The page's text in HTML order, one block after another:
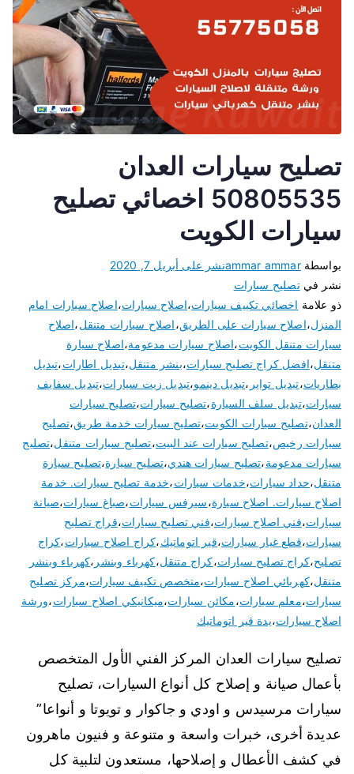
تصليح سيارات العدان
50805535 اخصائي تصليح
سيارات الكويت
بواسطةammar ammarنشر على أبريل 7, 2020
نشر فيتصليح سيارات
ذو علامة اخصائي تكييف سيارات،اصلاح سيارات،اصلاح سيارات امام
المنزل،اصلاح سيارات على الطريق،اصلاح سيارات متنقل،اصلاح
سيارات متنقل الكويت،اصلاح سيارات مدعومة،اصلاح سيارة
متنقل،افضل كراج تصليح سيارات،بنشر متنقل،تبديل اطارات،تبديل
بطاريات،تبديل تواير ،تبديل دينمو،تبديل زيت سيارات،تبديل سفايف
سيارات،تبديل سلف السيارة،تصليح سيارات،تصليح سيارات
العدان،تصليح سيارات الكويت،تصليح سيارات خدمة طريق،تصليح
سيارات رخيص،تصليح سيارات عند البيت،تصليح سيارات متنقل،تصليح
سيارات مدعومة،تصليح سيارات هندي،تصليح سيارة،تصليح سيارة
متنقل،حداد سيارات،خدمات سيارات،خدمة تصليح سيارات. خدمة
اصلاح سيارات. اصلاح سيارة،سيرفس سيارات،صباغ سيارات،صيانة
سيارات،فني اصلاح سيارات،فني تصليح سيارات،قراج تصليح
سيارات،قطع غيار سيارات،قير اتوماتيك،كراج اصلاح سيارات،كراج
تصليح،كراج تصليح سيارات،كراج متنقل،كهرباء وبنشر ،كهرباء وبنشر
متنقل،كهربائي اصلاح سيارات،متخصص تكييف سيارات،مركز تصليح
سيارات،معلم سيارات،مكائن سيارات،ميكانيكي اصلاح سيارات،ورشة
اصلاح سيارات،يدة قير اتوماتيك
تصليح سيارات العدان المركز الفني الأول المتخصص
بأعمال صيانة و إصلاح كل أنواع السيارات، تصليح
سيارات مرسيدس و اودي و جاكوار و تويوتا و أنواعا”
عديدة أخرى، خبرات واسعة و متنوعة و فنيون ماهرون
في كشف الأعطال و إصلاحها، مستعدون لتلبية كل